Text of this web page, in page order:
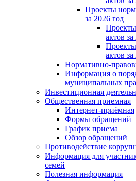
Проекты
за 2026 год
актов
актов
Нормативно-
Информация о
муниципальных
Инвестиционная
Общественная приемная
Интернет-приёмная
Формы обращений
График приема
Обзор обращений
Противодействие
Информация для
семей
Полезная информация